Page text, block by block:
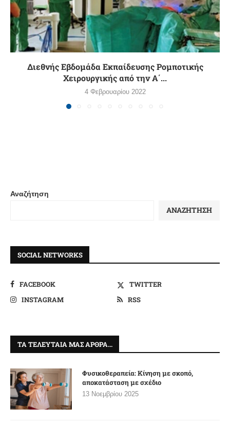
Διεθνής Εβδομάδα Εκπαίδευσης Ρομποτικής
Χειρουργικής από την Α΄...
4 Φεβρουαρίου 2022
Αναζήτηση
ΑΝΑΖΉΤΗΣΗ
SOCIAL NETWORKS
FACEBOOK
TWITTER
INSTAGRAM
RSS
ΤΑ ΤΕΛΕΥΤΑΊΑ ΜΑΣ ΆΡΘΡΑ…
Φυσικοθεραπεία: Κίνηση με σκοπό,
αποκατάσταση με σχέδιο
13 Νοεμβρίου 2025